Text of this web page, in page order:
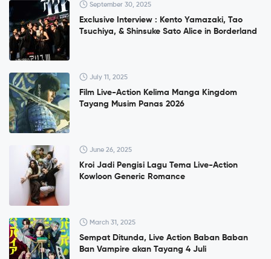
September 30, 2025
Exclusive Interview : Kento Yamazaki, Tao
Tsuchiya, & Shinsuke Sato Alice in Borderland
July 11, 2025
Film Live-Action Kelima Manga Kingdom
Tayang Musim Panas 2026
June 26, 2025
Kroi Jadi Pengisi Lagu Tema Live-Action
Kowloon Generic Romance
March 31, 2025
Sempat Ditunda, Live Action Baban Baban
Ban Vampire akan Tayang 4 Juli